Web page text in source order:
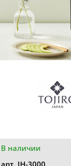
В наличии
арт. JH-3000